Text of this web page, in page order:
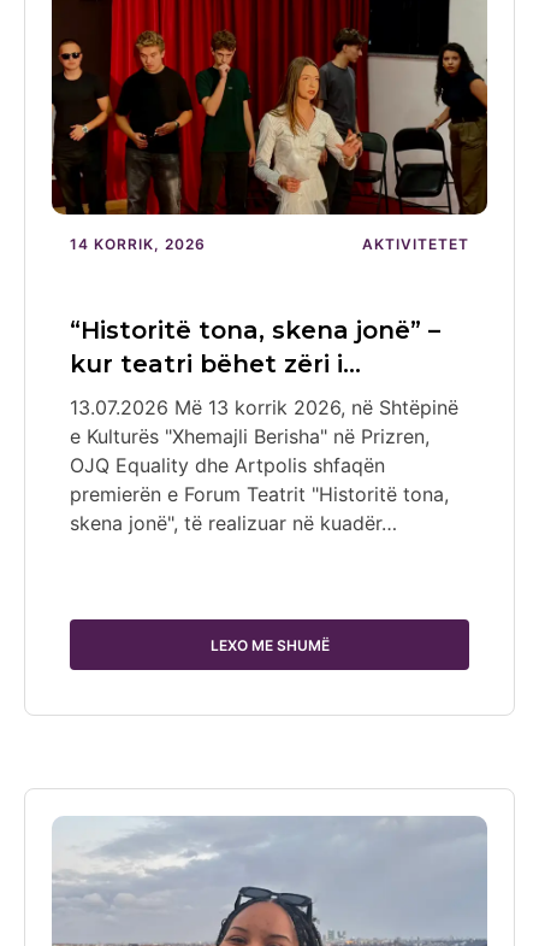
14 KORRIK, 2026 AKTIVITETET
“Historitë tona, skena jonë” –
kur teatri bëhet zëri i…
13.07.2026 Më 13 korrik 2026, në Shtëpinë
e Kulturës "Xhemajli Berisha" në Prizren,
OJQ Equality dhe Artpolis shfaqën
premierën e Forum Teatrit "Historitë tona,
skena jonë", të realizuar në kuadër…
LEXO ME SHUMË